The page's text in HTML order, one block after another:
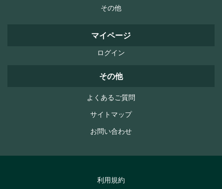
その他
マイページ
ログイン
その他
よくあるご質問
サイトマップ
お問い合わせ
利用規約